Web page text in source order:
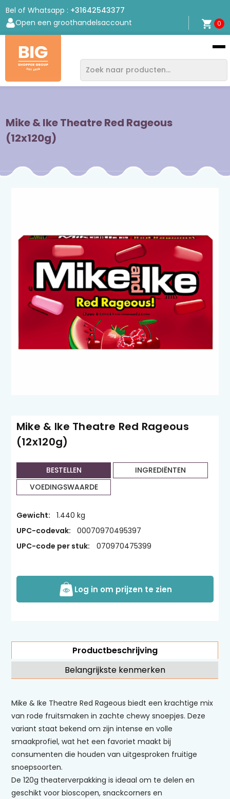
Bel of Whatsapp : +31642543377
Open een groothandelsaccount
0
Bigshopper
Group
Mike & Ike Theatre Red Rageous
(12x120g)
Mike & Ike Theatre Red Rageous
(12x120g)
BESTELLEN
INGREDIËNTEN
VOEDINGSWAARDE
Gewicht:
1.440 kg
UPC-codevak:
00070970495397
UPC-code per stuk:
070970475399
Log in om prijzen te zien
Productbeschrijving
Mike & Ike Theatre Red Rageous biedt een krachtige mix
van rode fruitsmaken in zachte chewy snoepjes. Deze
variant staat bekend om zijn intense en volle
smaakprofiel, wat het een favoriet maakt bij
consumenten die houden van uitgesproken fruitige
snoepsoorten.
De 120g theaterverpakking is ideaal om te delen en
geschikt voor bioscopen, snackcorners en
Belangrijkste kenmerken